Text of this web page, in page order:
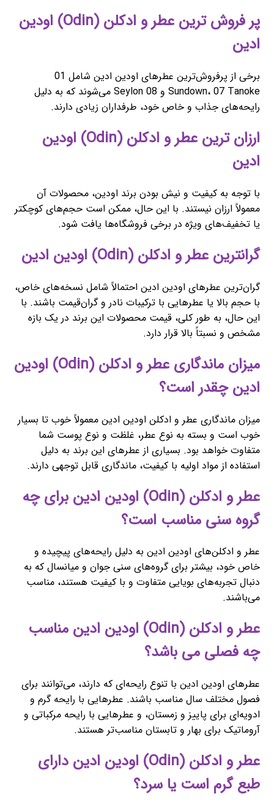
پر فروش ترین عطر و ادکلن (Odin) اودین
ادین
برخی از پرفروش‌ترین عطرهای اودین ادین شامل 01
Sundown، 07 Tanoke و 08 Seylon می‌شوند که به دلیل
رایحه‌های جذاب و خاص خود، طرفداران زیادی دارند.
ارزان ترین عطر و ادکلن (Odin) اودین
ادین
با توجه به کیفیت و نیش بودن برند اودین، محصولات آن
معمولاً ارزان نیستند. با این حال، ممکن است حجم‌های کوچکتر
یا تخفیف‌های ویژه در برخی فروشگاه‌ها یافت شود.
گرانترین عطر و ادکلن (Odin) اودین ادین
گران‌ترین عطرهای اودین ادین احتمالاً شامل نسخه‌های خاص،
با حجم بالا یا عطرهایی با ترکیبات نادر و گران‌قیمت باشند. با
این حال، به طور کلی، قیمت محصولات این برند در یک بازه
مشخص و نسبتاً بالا قرار دارد.
میزان ماندگاری عطر و ادکلن (Odin) اودین
ادین چقدر است؟
میزان ماندگاری عطر و ادکلن اودین ادین معمولاً خوب تا بسیار
خوب است و بسته به نوع عطر، غلظت و نوع پوست شما
متفاوت خواهد بود. بسیاری از عطرهای این برند به دلیل
استفاده از مواد اولیه با کیفیت، ماندگاری قابل توجهی دارند.
عطر و ادکلن (Odin) اودین ادین برای چه
گروه سنی مناسب است؟
عطر و ادکلن‌های اودین ادین به دلیل رایحه‌های پیچیده و
خاص خود، بیشتر برای گروه‌های سنی جوان و میانسال که به
دنبال تجربه‌های بویایی متفاوت و با کیفیت هستند، مناسب
می‌باشند.
عطر و ادکلن (Odin) اودین ادین مناسب
چه فصلی می باشد؟
عطرهای اودین ادین با تنوع رایحه‌ای که دارند، می‌توانند برای
فصول مختلف سال مناسب باشند. عطرهایی با رایحه گرم و
ادویه‌ای برای پاییز و زمستان، و عطرهایی با رایحه مرکباتی و
آروماتیک برای بهار و تابستان مناسب‌تر هستند.
عطر و ادکلن (Odin) اودین ادین دارای
طبع گرم است یا سرد؟